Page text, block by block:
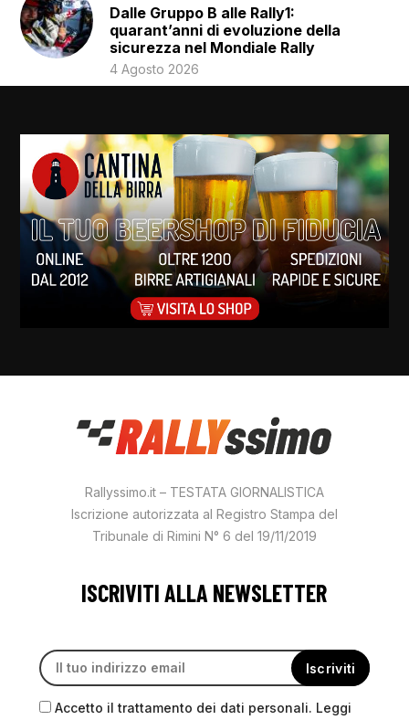
Dalle Gruppo B alle Rally1:
quarant’anni di evoluzione della
sicurezza nel Mondiale Rally
4 Agosto 2026
Rallyssimo.it – TESTATA GIORNALISTICA
Iscrizione autorizzata al Registro Stampa del
Tribunale di Rimini N° 6 del 19/11/2019
ISCRIVITI ALLA NEWSLETTER
Accetto il trattamento dei dati personali. Leggi